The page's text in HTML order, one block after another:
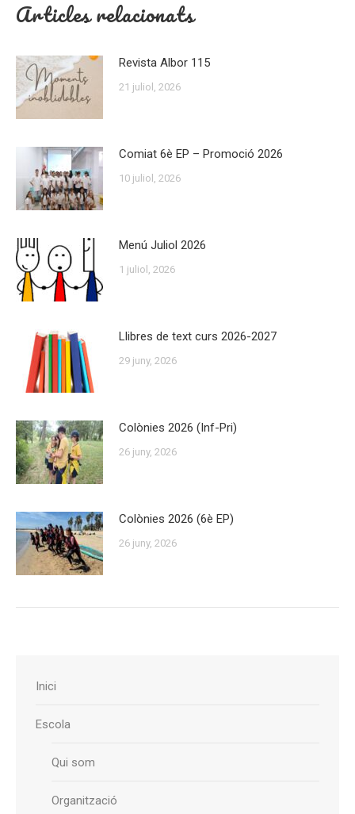
Articles relacionats
Revista Albor 115
21 juliol, 2026
Comiat 6è EP – Promoció 2026
10 juliol, 2026
Menú Juliol 2026
1 juliol, 2026
Llibres de text curs 2026-2027
29 juny, 2026
Colònies 2026 (Inf-Pri)
26 juny, 2026
Colònies 2026 (6è EP)
26 juny, 2026
Inici
Escola
Qui som
Organització